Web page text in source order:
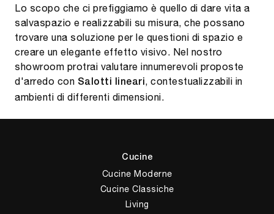
Lo scopo che ci prefiggiamo è quello di dare vita a
salvaspazio e realizzabili su misura, che possano
trovare una soluzione per le questioni di spazio e
creare un elegante effetto visivo. Nel nostro
showroom protrai valutare innumerevoli proposte
d'arredo con Salotti lineari , contestualizzabili in
ambienti di differenti dimensioni.
Cucine
Cucine Moderne
Cucine Classiche
Living